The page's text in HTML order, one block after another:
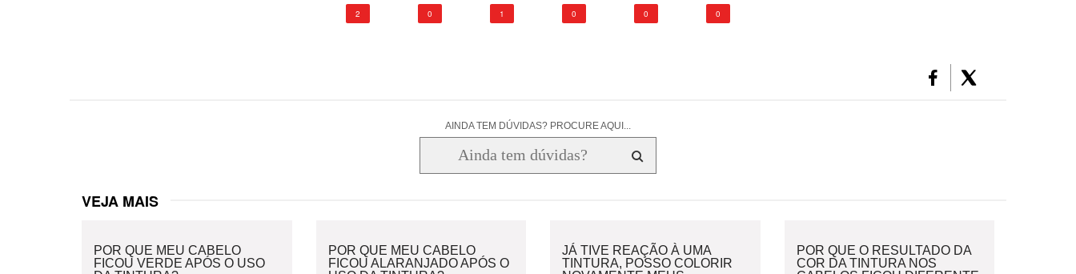
2 0 1 0 0 0
AINDA TEM DÚVIDAS? PROCURE AQUI...
VEJA MAIS
POR QUE MEU CABELO
FICOU VERDE APÓS O USO
POR QUE MEU CABELO
FICOU ALARANJADO APÓS O
JÁ TIVE REAÇÃO À UMA
TINTURA, POSSO COLORIR
POR QUE O RESULTADO DA
COR DA TINTURA NOS